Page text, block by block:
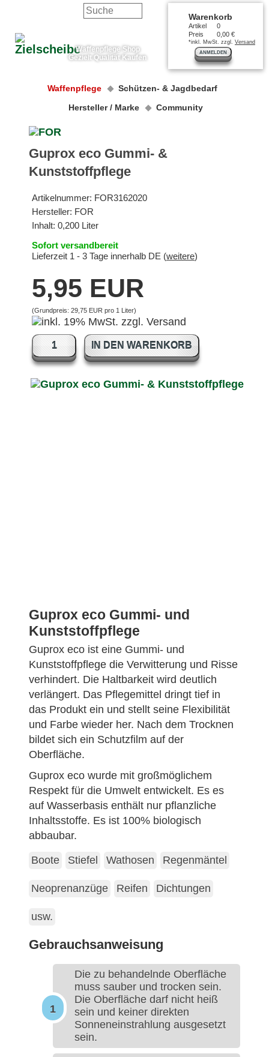
Waffenpflege Shop
Gezielt Qualität Kaufen
Warenkorb
Artikel
0
Preis
0,00 €
*inkl. MwSt. zzgl. Versand
ANMELDEN
Waffenpflege
Schützen- & Jagdbedarf
Hersteller / Marke
Community
Guprox eco Gummi- &
Kunststoffpflege
Artikelnummer: FOR3162020
Hersteller: FOR
Inhalt: 0,200 Liter
Sofort versandbereit
Lieferzeit 1 - 3 Tage innerhalb DE (weitere)
5,95 EUR
(Grundpreis: 29,75 EUR pro 1 Liter)
IN DEN WARENKORB
Guprox eco Gummi- und
Kunststoffpflege
Guprox eco ist eine Gummi- und
Kunststoffpflege die Verwitterung und Risse
verhindert. Die Haltbarkeit wird deutlich
verlängert. Das Pflegemittel dringt tief in
das Produkt ein und stellt seine Flexibilität
und Farbe wieder her. Nach dem Trocknen
bildet sich ein Schutzfilm auf der
Oberfläche.
Guprox eco wurde mit großmöglichem
Respekt für die Umwelt entwickelt. Es es
auf Wasserbasis enthält nur pflanzliche
Inhaltsstoffe. Es ist 100% biologisch
abbaubar.
Boote Stiefel Wathosen Regenmäntel
Neoprenanzüge Reifen Dichtungen
usw.
Gebrauchsanweisung
Die zu behandelnde Oberfläche
muss sauber und trocken sein.
Die Oberfläche darf nicht heiß
sein und keiner direkten
Sonneneinstrahlung ausgesetzt
sein.